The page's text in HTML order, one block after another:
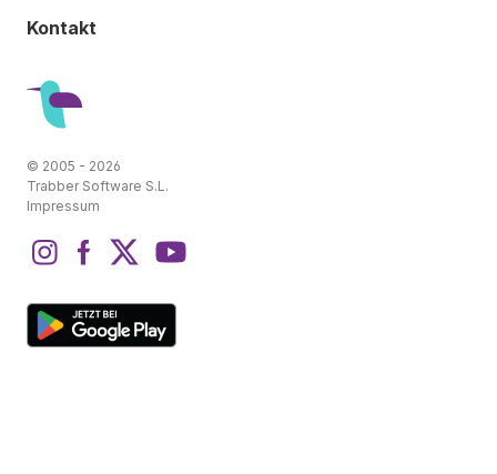
Kontakt
© 2005 - 2026
Trabber Software S.L.
Impressum